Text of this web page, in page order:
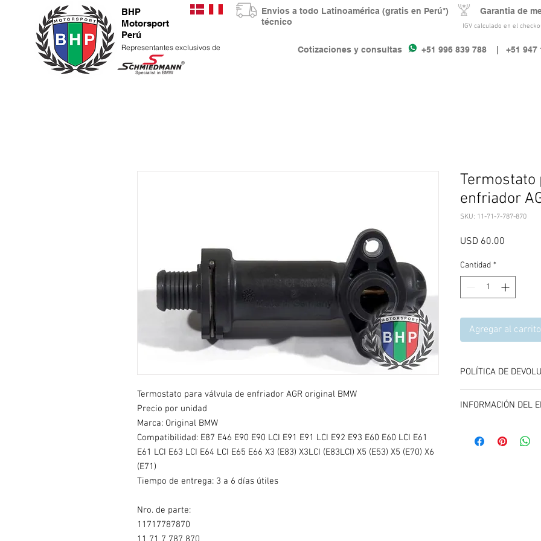
IGV calculado en el
BHP
Motorsport
Perú
Representantes exclusivos de Cotizaciones y consultas +51 996 839 788 | +51 947
Envios a todo Latinoamérica (gratis en Perú*) Garantia de
técnico
Termostato para válvula de enfriador AGR original BMW
Precio por unidad
Marca: Original BMW
Compatibilidad: E87 E46 E90 E90 LCI E91 E91 LCI E92 E93 E60 E60 LCI E61
E61 LCI E63 LCI E64 LCI E65 E66 X3 (E83) X3LCI (E83LCI) X5 (E53) X5 (E70) X6
(E71)
Tiempo de entrega: 3 a 6 días útiles
Nro. de parte:
11717787870
Termostato
enfriador
SKU: 11-71-7-787-870
USD 60.00
Cantidad *
Agregar al carrito
POLÍTICA DE
compra del producto,
INFORMACIÓN DEL
carrito de compras,